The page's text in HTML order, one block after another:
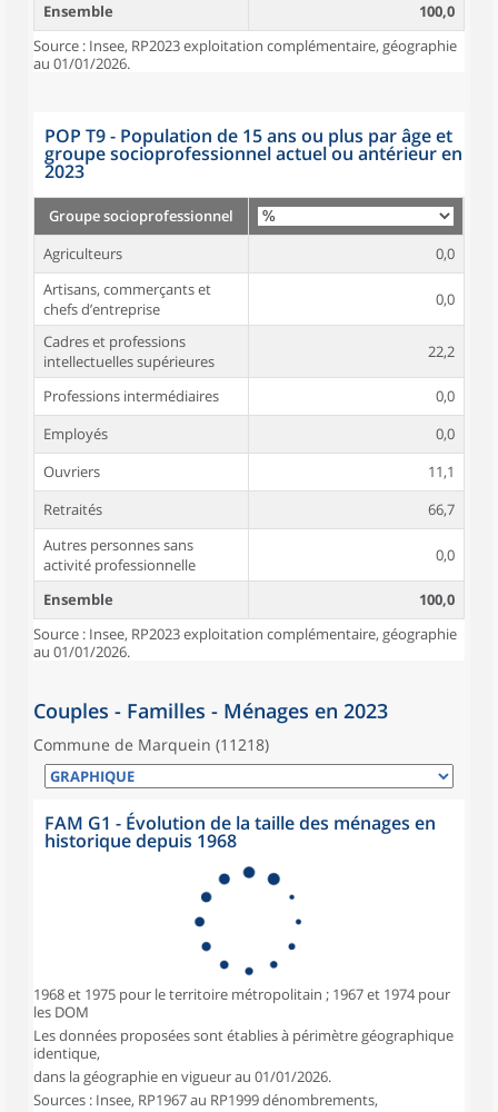
Ensemble
100,0
Source : Insee, RP2023 exploitation complémentaire, géographie
au 01/01/2026.
POP T9 - Population de 15 ans ou plus par âge et
groupe socioprofessionnel actuel ou antérieur en
2023
Groupe socioprofessionnel
Agriculteurs
0,0
Artisans, commerçants et
chefs d’entreprise
0,0
Cadres et professions
intellectuelles supérieures
22,2
Professions intermédiaires
0,0
Employés
0,0
Ouvriers
11,1
Retraités
66,7
Autres personnes sans
activité professionnelle
0,0
Ensemble
100,0
Source : Insee, RP2023 exploitation complémentaire, géographie
au 01/01/2026.
Couples - Familles - Ménages en 2023
Commune de Marquein (11218)
FAM G1 - Évolution de la taille des ménages en
historique depuis 1968
1968 et 1975 pour le territoire métropolitain ; 1967 et 1974 pour
les DOM
Les données proposées sont établies à périmètre géographique
identique,
dans la géographie en vigueur au 01/01/2026.
Sources : Insee, RP1967 au RP1999 dénombrements,